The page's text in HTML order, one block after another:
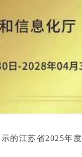
的江苏省2025年